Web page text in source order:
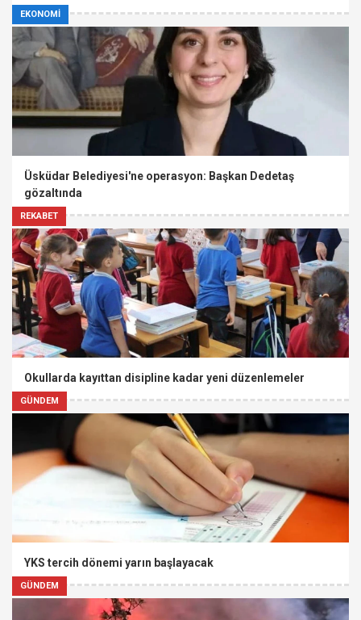
EKONOMİ
REKABET
Üsküdar Belediyesi'ne operasyon: Başkan Dedetaş
gözaltında
GÜNDEM
Okullarda kayıttan disipline kadar yeni düzenlemeler
GÜNDEM
YKS tercih dönemi yarın başlayacak